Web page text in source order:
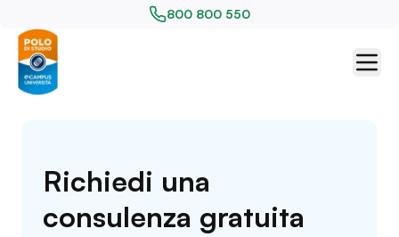
800 800 550
Richiedi una
consulenza gratuita